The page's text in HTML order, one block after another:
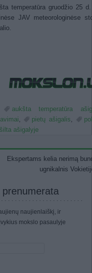
temperatūra gruodžio 25
JAV meteorologinėse
aukšta temperatūra
pietų ašigalis
šilta ašigalyje
Ekspertams kelia nerimą
ugnikalnis
prenumerata
naujienlaiškį, ir
mokslo pasaulyje